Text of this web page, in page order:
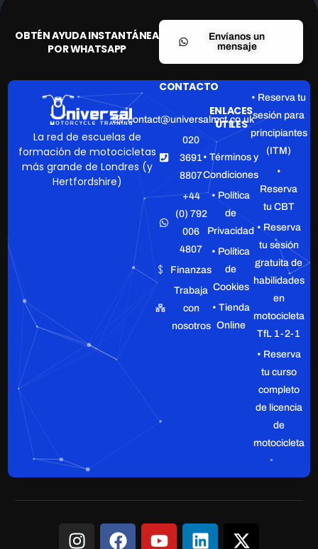
OBTÉN AYUDA INSTANTÁNEA
POR WHATSAPP
Envíanos un
mensaje
La red de escuelas de
formación de motocicletas
más grande de Londres (y
Hertfordshire)
CONTACTO
contact@universalmct.co.uk
020
3691
8807
+44
(0) 792
006
4807
Finanzas
Trabaja
con
nosotros
ENLACES
ÚTILES
• Términos y
Condiciones
• Política
de
Privacidad
• Política
de
Cookies
• Tienda
Online
• Reserva tu
sesión para
principiantes
(ITM)
•
Reserva
tu CBT
• Reserva
tu sesión
gratuita de
habilidades
en
motocicleta
TfL 1-2-1
• Reserva
tu curso
completo
de licencia
de
motocicleta